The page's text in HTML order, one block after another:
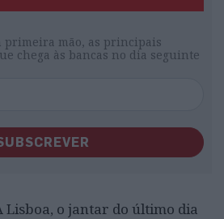
primeira mão, as principais
chega às bancas no dia seguinte
Lisboa, o jantar do último dia